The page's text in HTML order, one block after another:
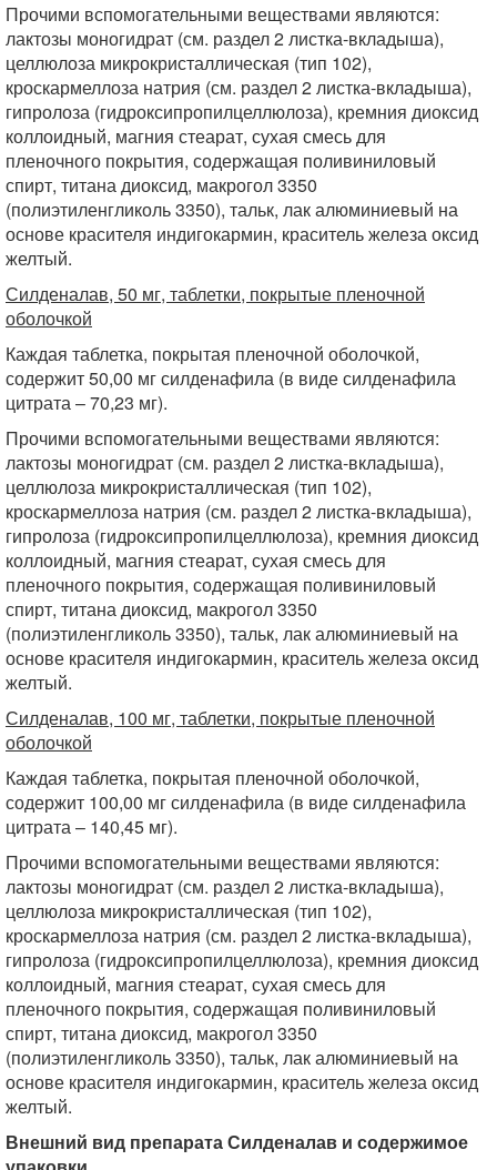
Прочими вспомогательными веществами являются:
лактозы моногидрат (см. раздел 2 листка-вкладыша),
целлюлоза микрокристаллическая (тип 102),
кроскармеллоза натрия (см. раздел 2 листка-вкладыша),
гипролоза (гидроксипропилцеллюлоза), кремния диоксид
коллоидный, магния стеарат, сухая смесь для
пленочного покрытия, содержащая поливиниловый
спирт, титана диоксид, макрогол 3350
(полиэтиленгликоль 3350), тальк, лак алюминиевый на
основе красителя индигокармин, краситель железа оксид
желтый.
Силденалав, 50 мг, таблетки, покрытые пленочной
оболочкой
Каждая таблетка, покрытая пленочной оболочкой,
содержит 50,00 мг силденафила (в виде силденафила
цитрата – 70,23 мг).
Прочими вспомогательными веществами являются:
лактозы моногидрат (см. раздел 2 листка-вкладыша),
целлюлоза микрокристаллическая (тип 102),
кроскармеллоза натрия (см. раздел 2 листка-вкладыша),
гипролоза (гидроксипропилцеллюлоза), кремния диоксид
коллоидный, магния стеарат, сухая смесь для
пленочного покрытия, содержащая поливиниловый
спирт, титана диоксид, макрогол 3350
(полиэтиленгликоль 3350), тальк, лак алюминиевый на
основе красителя индигокармин, краситель железа оксид
желтый.
Силденалав, 100 мг, таблетки, покрытые пленочной
оболочкой
Каждая таблетка, покрытая пленочной оболочкой,
содержит 100,00 мг силденафила (в виде силденафила
цитрата – 140,45 мг).
Прочими вспомогательными веществами являются:
лактозы моногидрат (см. раздел 2 листка-вкладыша),
целлюлоза микрокристаллическая (тип 102),
кроскармеллоза натрия (см. раздел 2 листка-вкладыша),
гипролоза (гидроксипропилцеллюлоза), кремния диоксид
коллоидный, магния стеарат, сухая смесь для
пленочного покрытия, содержащая поливиниловый
спирт, титана диоксид, макрогол 3350
(полиэтиленгликоль 3350), тальк, лак алюминиевый на
основе красителя индигокармин, краситель железа оксид
желтый.
Внешний вид препарата Силденалав и содержимое